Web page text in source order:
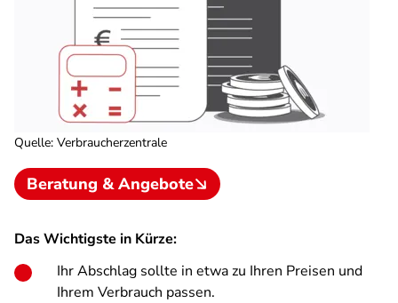
Quelle: Verbraucherzentrale
Beratung & Angebote
Das Wichtigste in Kürze:
Ihr Abschlag sollte in etwa zu Ihren Preisen und
Ihrem Verbrauch passen.